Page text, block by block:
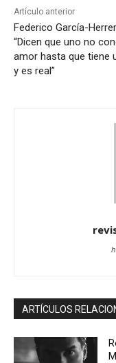
Artículo anterior
Federico García-
“Dicen que uno no
amor hasta que tiene
y es real”
ARTÍCULOS